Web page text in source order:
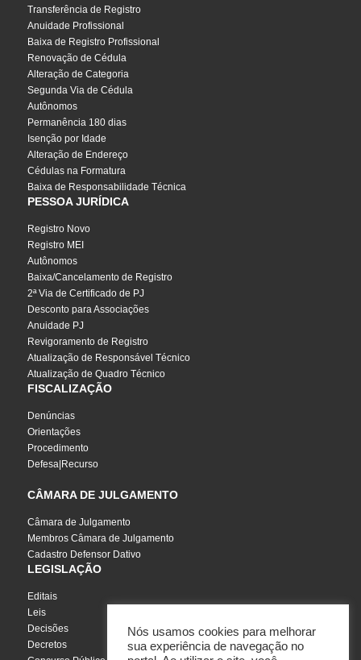
Transferência de Registro
Anuidade Profissional
Baixa de Registro Profissional
Renovação de Cédula
Alteração de Categoria
Segunda Via de Cédula
Autônomos
Permanência 180 dias
Isenção por Idade
Alteração de Endereço
Cédulas na Formatura
Baixa de Responsabilidade Técnica
PESSOA JURÍDICA
Registro Novo
Registro MEI
Autônomos
Baixa/Cancelamento de Registro
2ª Via de Certificado de PJ
Desconto para Associações
Anuidade PJ
Revigoramento de Registro
Atualização de Responsável Técnico
Atualização de Quadro Técnico
FISCALIZAÇÃO
Denúncias
Orientações
Procedimento
Defesa|Recurso
CÂMARA DE JULGAMENTO
Câmara de Julgamento
Membros Câmara de Julgamento
Cadastro Defensor Dativo
LEGISLAÇÃO
Editais
Leis
Decisões
Decretos
Nós usamos cookies para melhorar
sua experiência de navegação no